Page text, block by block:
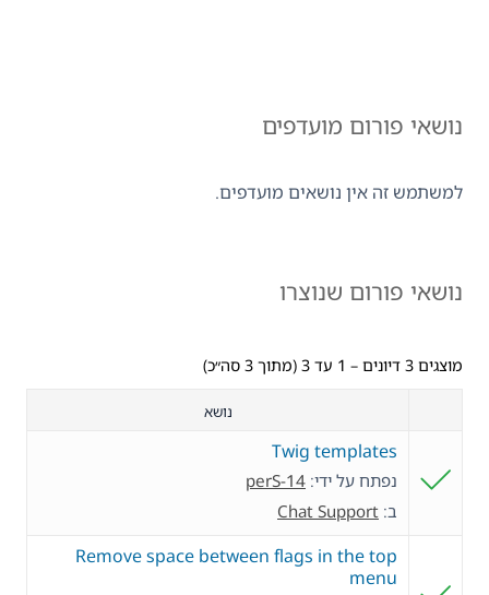
נושאי פורום מועדפים
למשתמש זה אין נושאים מועדפים.
נושאי פורום שנוצרו
מוצגים 3 דיונים – 1 עד 3 (מתוך 3 סה״כ)
נושא
Twig templates
נפתח על ידי: perS-14
ב: Chat Support
Remove space between flags in the top
menu